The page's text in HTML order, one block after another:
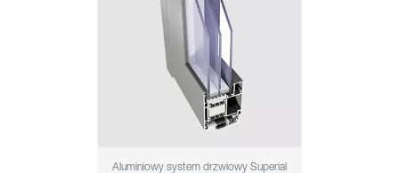
Aluminiowy system drzwiowy Superial